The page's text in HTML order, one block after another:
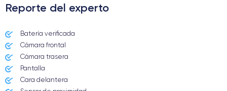
Reporte del experto
Batería verificada
Cámara frontal
Cámara trasera
Pantalla
Cara delantera